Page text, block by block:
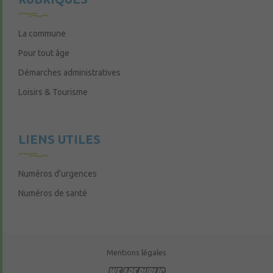
La commune
Pour tout âge
Démarches administratives
Loisirs & Tourisme
LIENS UTILES
Numéros d’urgences
Numéros de santé
Mentions légales